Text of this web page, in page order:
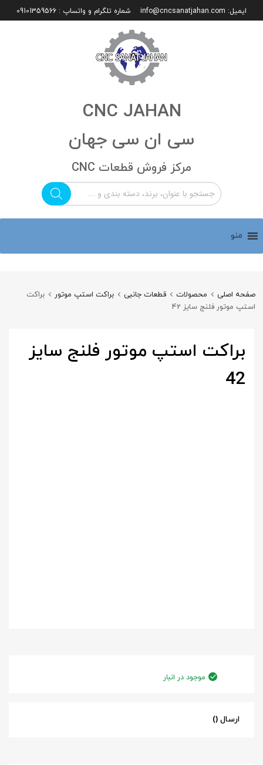
ایمیل: info@cncsanatjahan.com شماره تلگرام و واتساپ : 09101359566
CNC JAHAN
سی ان سی جهان
مرکز فروش قطعات CNC
منو
صفحه اصلی محصولات قطعات جانبی براکت استپ موتور
براکت
استپ موتور فلنج سایز 42
براکت استپ موتور فلنج سایز
42
موجود در انبار
ارسال ()